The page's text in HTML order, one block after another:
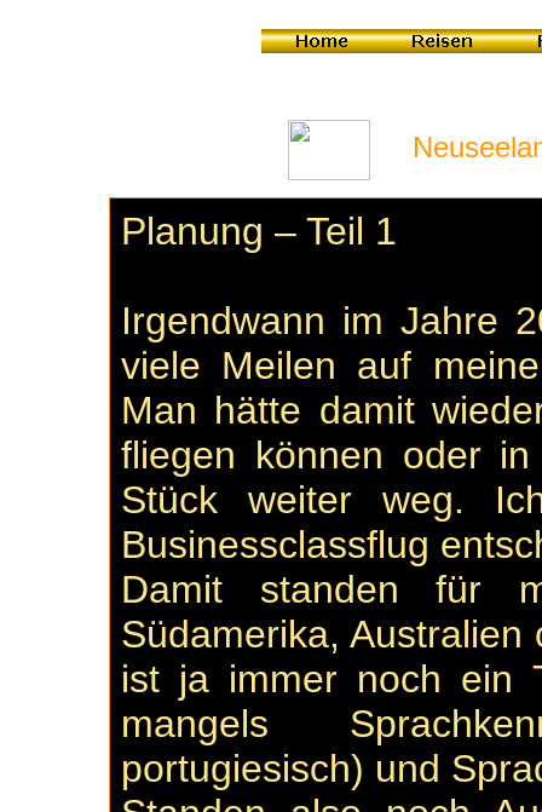
Planung – Teil 1
Irgendwann im Jahre
viele Meilen auf
Man hätte damit
fliegen können oder
Stück weiter weg.
Businessclassflug
Damit standen für
Südamerika,
ist ja immer noch ein
mangels
portugiesisch) und